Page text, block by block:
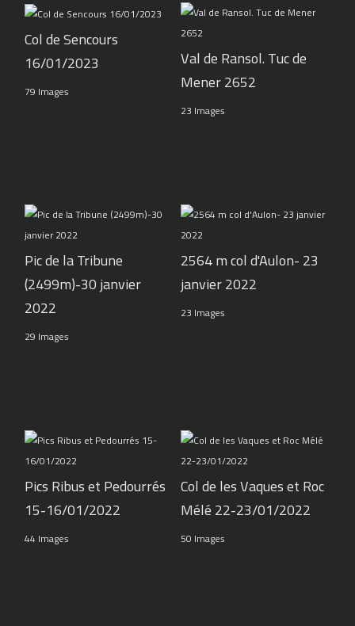
Col de Sencours
16/01/2023
79 Images
Val de Ransol. Tuc de
Mener 2652
23 Images
Pic de la Tribune
(2499m)-30 janvier
2022
29 Images
2564 m col d'Aulon- 23
janvier 2022
23 Images
Pics Ribus et Pedourrés
15-16/01/2022
44 Images
Col de les Vaques et Roc
Mélé 22-23/01/2022
50 Images